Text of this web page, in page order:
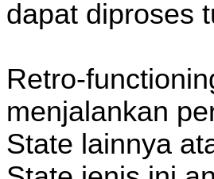
dapat diproses
Retro-
menjalankan
State lainnya